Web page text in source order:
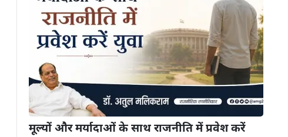
मूल्यों और मर्यादाओं के साथ राजनीति में प्रवेश करें